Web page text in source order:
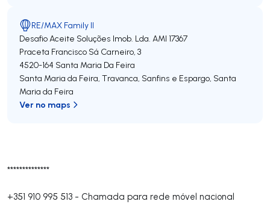
**************
+351 910 995 513 - Chamada para rede móvel nacional
RE/MAX Family II
Desafio Aceite Soluções Imob. Lda. AMI 17367
Praceta Francisco Sá Carneiro, 3
4520-164 Santa Maria Da Feira
Santa Maria da Feira, Travanca, Sanfins e Espargo, Santa
Maria da Feira
Ver no maps